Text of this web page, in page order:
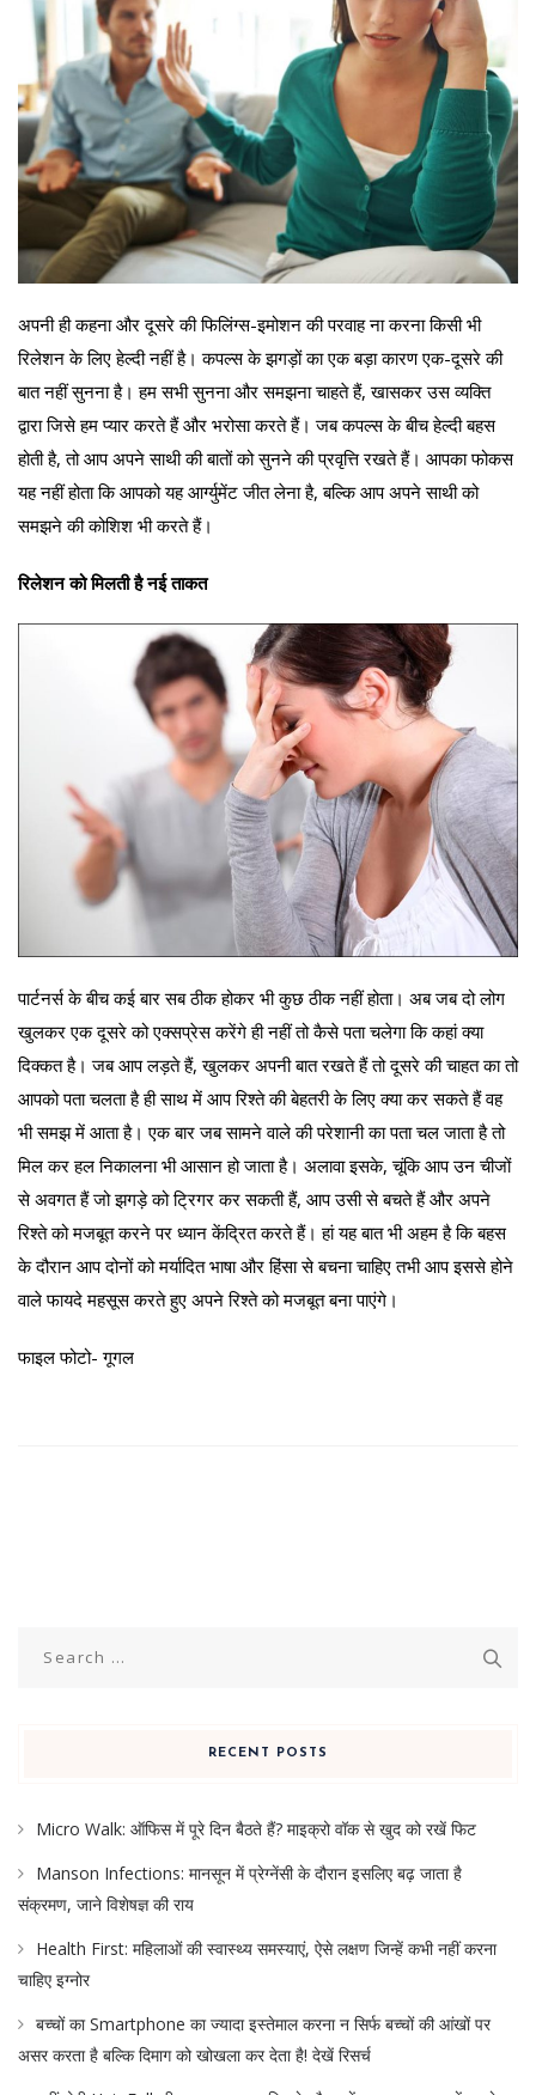
अपनी ही कहना और दूसरे की फिलिंग्स-इमोशन की परवाह ना करना किसी भी
रिलेशन के लिए हेल्दी नहीं है। कपल्स के झगड़ों का एक बड़ा कारण एक-दूसरे की
बात नहीं सुनना है। हम सभी सुनना और समझना चाहते हैं, खासकर उस व्यक्ति
द्वारा जिसे हम प्यार करते हैं और भरोसा करते हैं। जब कपल्स के बीच हेल्दी बहस
होती है, तो आप अपने साथी की बातों को सुनने की प्रवृत्ति रखते हैं। आपका फोकस
यह नहीं होता कि आपको यह आर्ग्युमेंट जीत लेना है, बल्कि आप अपने साथी को
समझने की कोशिश भी करते हैं।
रिलेशन को मिलती है नई ताकत
पार्टनर्स के बीच कई बार सब ठीक होकर भी कुछ ठीक नहीं होता। अब जब दो लोग
खुलकर एक दूसरे को एक्सप्रेस करेंगे ही नहीं तो कैसे पता चलेगा कि कहां क्या
दिक्कत है। जब आप लड़ते हैं, खुलकर अपनी बात रखते हैं तो दूसरे की चाहत का तो
आपको पता चलता है ही साथ में आप रिश्ते की बेहतरी के लिए क्या कर सकते हैं वह
भी समझ में आता है। एक बार जब सामने वाले की परेशानी का पता चल जाता है तो
मिल कर हल निकालना भी आसान हो जाता है। अलावा इसके, चूंकि आप उन चीजों
से अवगत हैं जो झगड़े को ट्रिगर कर सकती हैं, आप उसी से बचते हैं और अपने
रिश्ते को मजबूत करने पर ध्यान केंद्रित करते हैं। हां यह बात भी अहम है कि बहस
के दौरान आप दोनों को मर्यादित भाषा और हिंसा से बचना चाहिए तभी आप इससे होने
वाले फायदे महसूस करते हुए अपने रिश्ते को मजबूत बना पाएंगे।
फाइल फोटो- गूगल
RECENT POSTS
Micro Walk: ऑफिस में पूरे दिन बैठते हैं? माइक्रो वॉक से खुद को रखें फिट
Manson Infections: मानसून में प्रेग्नेंसी के दौरान इसलिए बढ़ जाता है
संक्रमण, जाने विशेषज्ञ की राय
Health First: महिलाओं की स्वास्थ्य समस्याएं, ऐसे लक्षण जिन्हें कभी नहीं करना
चाहिए इग्नोर
बच्चों का Smartphone का ज्यादा इस्तेमाल करना न सिर्फ बच्चों की आंखों पर
असर करता है बल्कि दिमाग को खोखला कर देता है! देखें रिसर्च